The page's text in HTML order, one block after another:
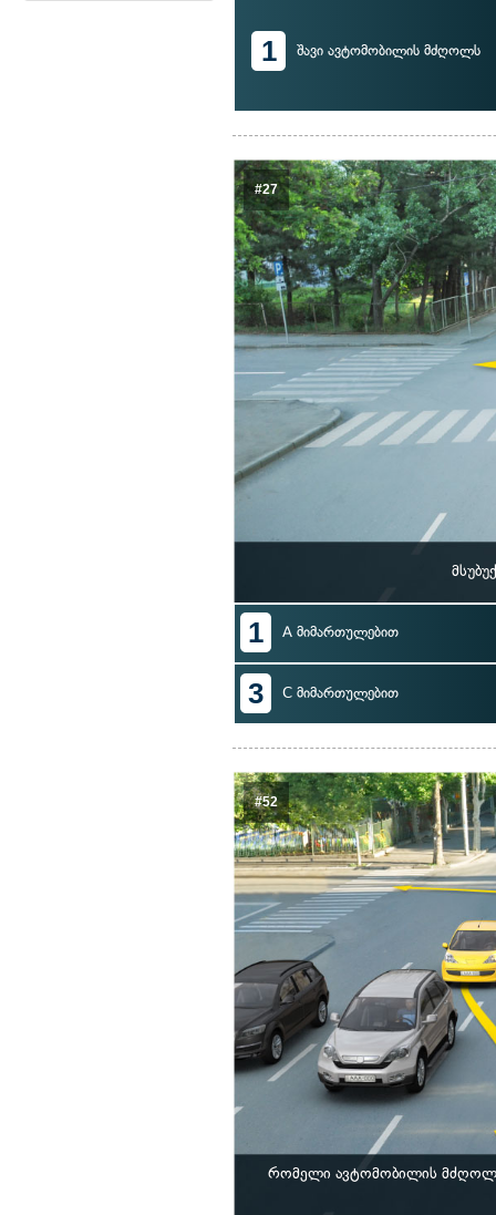
1 შავი ავტომობილის მძღოლს
#27
1 A მიმართულებით
3 C მიმართულებით
#52
რომელი ავტომობილის მძღოლი